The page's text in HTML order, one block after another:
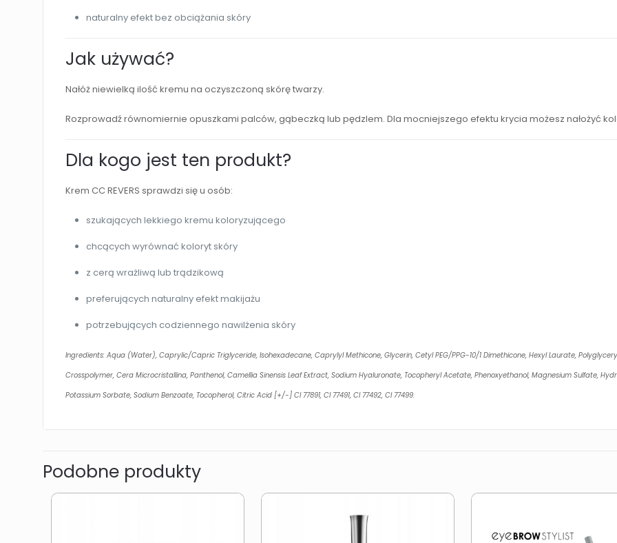
naturalny efekt bez obciążania skóry
Jak używać?
Nałóż niewielką ilość kremu na oczyszczoną skórę twarzy.
Rozprowadź równomiernie opuszkami palców, gąbeczką lub pędzlem. Dla mocniejszego efektu krycia możesz nałożyć
Dla kogo jest ten produkt?
Krem CC REVERS sprawdzi się u osób:
szukających lekkiego kremu koloryzującego
chcących wyrównać koloryt skóry
z cerą wrażliwą lub trądzikową
preferujących naturalny efekt makijażu
potrzebujących codziennego nawilżenia skóry
Ingredients: Aqua (Water), Caprylic/Capric Triglyceride, Isohexadecane, Caprylyl Methicone, Glycerin, Cetyl PEG/PPG-10/1 Dimethicone, Hexyl Laurate,
Crosspolymer, Cera Microcristallina, Panthenol, Camellia Sinensis Leaf Extract, Sodium Hyaluronate, Tocopheryl Acetate, Phenoxyethanol, Magnesium Sulfate,
Potassium Sorbate, Sodium Benzoate, Tocopherol, Citric Acid [+/-] CI 77891, CI 77491, CI 77492, CI 77499.
Podobne produkty